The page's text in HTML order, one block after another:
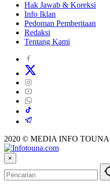
Hak Jawab & Koreksi
Info Iklan
Pedoman Pemberitaan
Redaksi
Tentang Kami
2020 © MEDIA INFO TOUNA
×